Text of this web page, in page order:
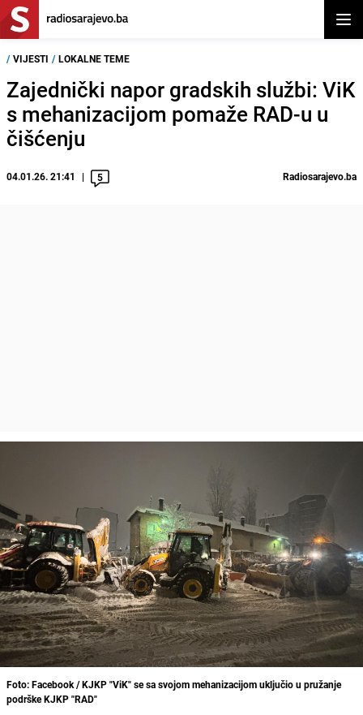
/ VIJESTI / LOKALNE TEME
Zajednički napor gradskih službi: ViK
s mehanizacijom pomaže RAD-u u
čišćenju
04.01.26. 21:41 5 Radiosarajevo.ba
Foto: Facebook / KJKP "ViK" se sa svojom mehanizacijom uključio u pružanje
podrške KJKP "RAD"